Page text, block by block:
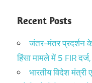
Recent Posts
जंतर-मंतर प्रदर्शन के
हिंसा मामले में 5 FIR
भारतीय विदेश